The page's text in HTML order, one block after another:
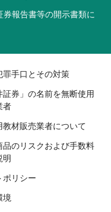
報告書等の開示書類に
罪手口とその対策
証券」の名前を無断使用
者
教材販売業者について
品のリスクおよび手数料
明
ポリシー
境